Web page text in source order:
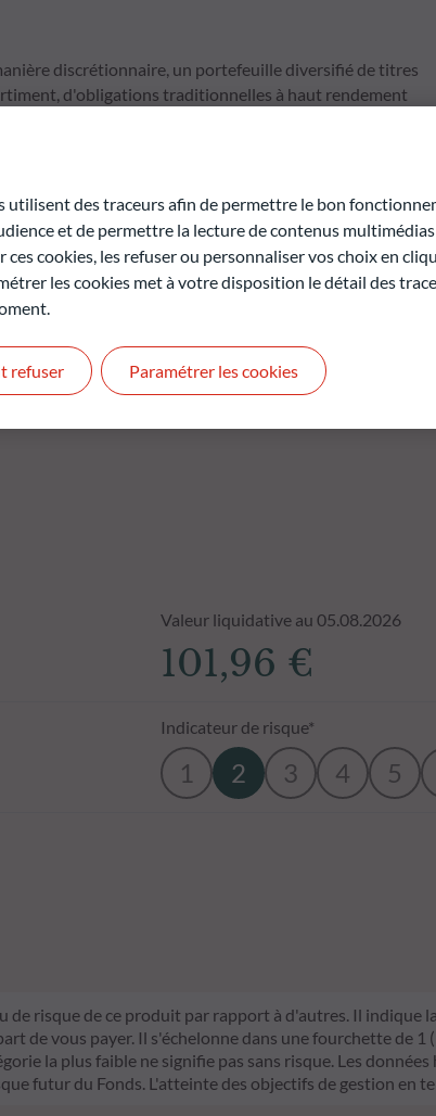
discrétionnaire, un portefeuille diversifié de titres
d'obligations traditionnelles à haut rendement
ayant leur siège social dans un pays membre de
le 31 décembre 2031 (échéance finale du produit ou
ne peut être diffusée.
futures et ne sont pas constantes dans
Valeur liquidative au 05.08.2026
101,96 €
Indicateur de risque*
1 2 3 4 5
risque de ce produit par rapport à d'autres. Il indique
de vous payer. Il s'échelonne dans une fourchette de
la plus faible ne signifie pas sans risque. Les
futur du Fonds. L'atteinte des objectifs de gestion en
utilisent des traceurs afin de permettre le bon
et de permettre la lecture de contenus
ces cookies, les refuser ou personnaliser vos choix en
les cookies met à votre disposition le détail des
refuser Paramétrer les cookies